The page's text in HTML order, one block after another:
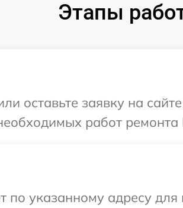
Этапы
оставьте заявку на
работ ремонта
указанному адресу для